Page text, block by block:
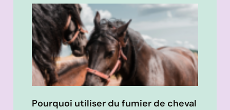
Pourquoi utiliser du fumier de cheval